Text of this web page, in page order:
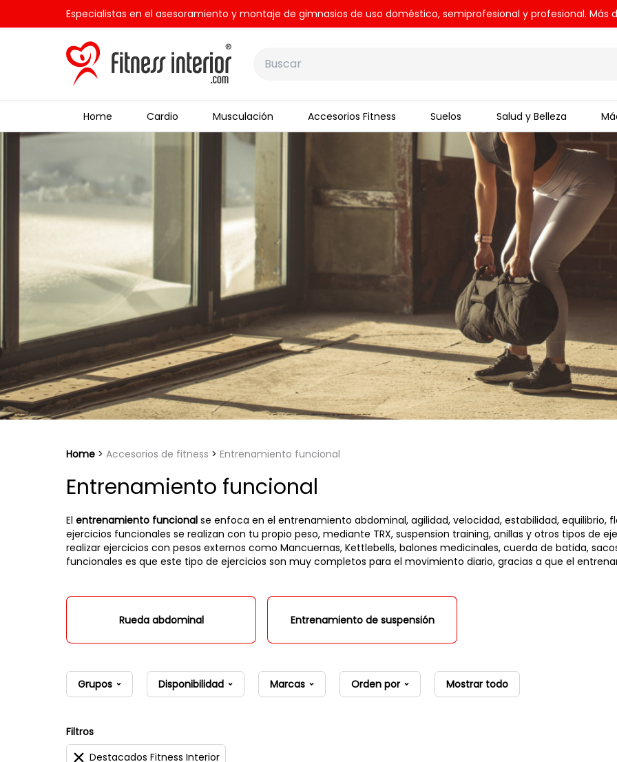
Especialistas en el asesoramiento y montaje de gimnasios de uso doméstico, semiprofesional y profesional. Más
Home Cardio Musculación Accesorios Fitness Suelos Salud y Belleza
Home Accesorios de fitness Entrenamiento funcional
Entrenamiento funcional
El entrenamiento funcional se enfoca en el entrenamiento abdominal, agilidad, velocidad, estabilidad, equilibrio,
ejercicios funcionales se realizan con tu propio peso, mediante TRX, suspension training, anillas y otros tipos de
realizar ejercicios con pesos externos como Mancuernas, Kettlebells, balones medicinales, cuerda de batida,
funcionales es que este tipo de ejercicios son muy completos para el movimiento diario, gracias a que el
Rueda abdominal Entrenamiento de suspensión
Grupos Disponibilidad Marcas Orden por Mostrar todo
Filtros
Destacados Fitness Interior